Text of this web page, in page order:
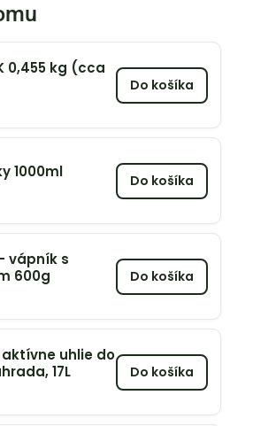
0,455 kg (cca
Do košíka
1000ml Do košíka
vápník s
600g
Do košíka
uhlie do
17L
Do košíka